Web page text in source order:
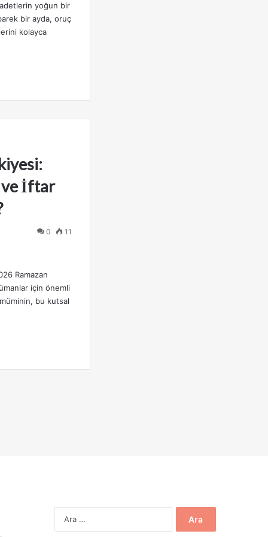
yoğun bir
bir ayda, oruç
kolayca
İftar
0 11
Ramazan
için önemli
bu kutsal